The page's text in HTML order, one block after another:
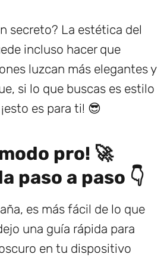
secreto? La estética del
incluso hacer que
luzcan más elegantes y
si lo que buscas es estilo
es para ti! 😎
pro! 🚀
paso a paso 👇
es más fácil de lo que
una guía rápida para
en tu dispositivo